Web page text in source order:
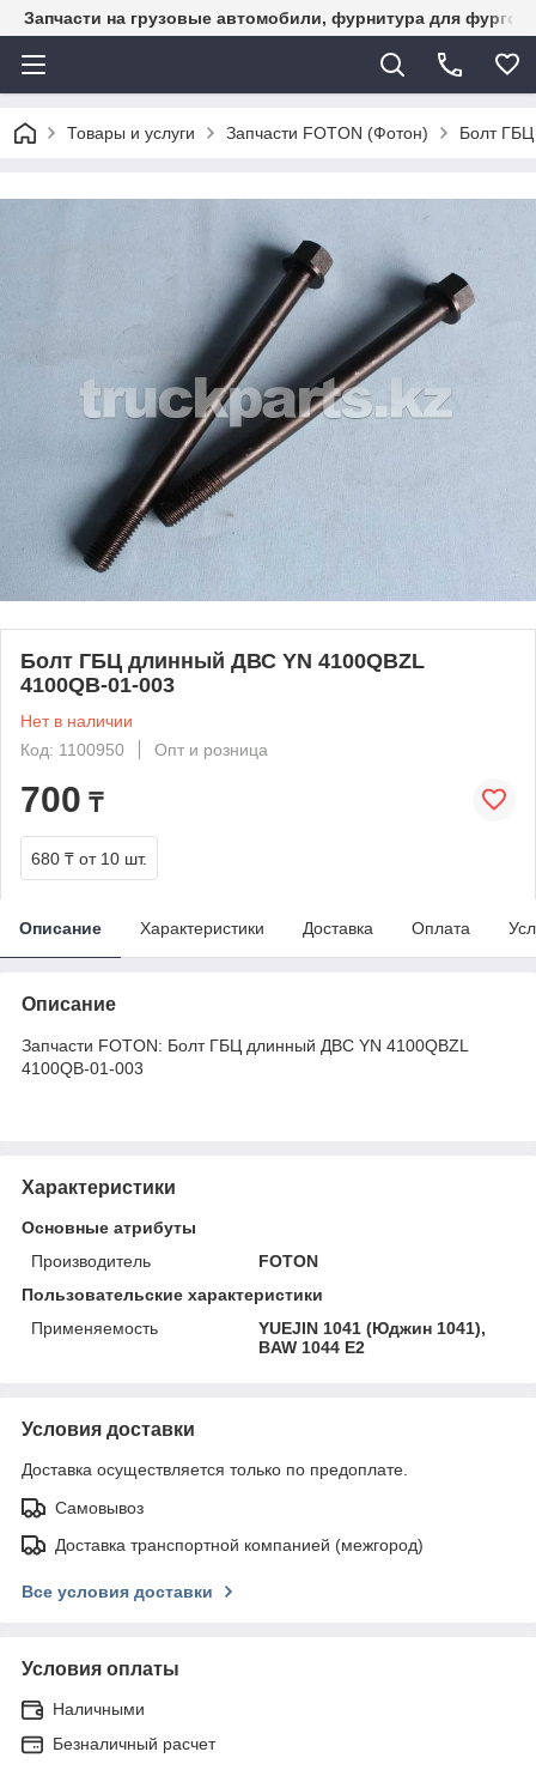
Запчасти на грузовые автомобили, фурнитура для
Товары и услуги Запчасти FOTON (Фотон) Болт
Болт ГБЦ длинный ДВС YN 4100QBZL
4100QB-01-003
Нет в наличии
Код: 1100950
Опт и розница
700 ₸
680 ₸ от 10 шт.
Описание Характеристики Доставка Оплата
Описание
Запчасти FOTON: Болт ГБЦ длинный ДВС YN 4100QBZL
4100QB-01-003
Характеристики
Основные атрибуты
Производитель
FOTON
Пользовательские характеристики
Применяемость
YUEJIN 1041 (Юджин 1041),
BAW 1044 E2
Условия доставки
Доставка осуществляется только по предоплате.
Самовывоз
Доставка транспортной компанией (межгород)
Все условия доставки
Условия оплаты
Наличными
Безналичный расчет